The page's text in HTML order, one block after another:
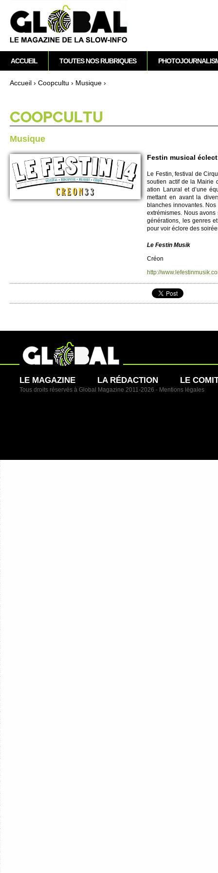
Accueil › Co­opcultu › Musique ›
CO­OPCULTU
Musique
Festin musical
Le Festin, festi­val de
so­utien actif de la Mairie
ation Larural et d’une
mettant en avant la
blanches innovantes. Nos
extrémismes. Nous
générati­ons, les genres
pour voir éclore des
Le Festin Musik
Créon
http://​
M
e
n
r
i
n
i
p
a
ACCUEIL TOUTES NOS RUBRIQUES
LE MAGAZINE LA RÉDACTION LE
Tous droits réservés à Global Magazine 2011-2026 - Mentions légales